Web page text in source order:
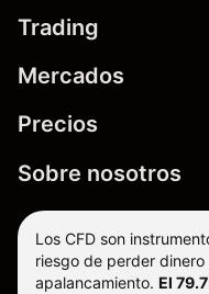
Trading
Mercados
Precios
Sobre nosotros
Los CFD son
riesgo de perder
apalancamiento. El